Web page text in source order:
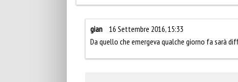
gian
16 Settembre 2016, 15:33
Da quello che emergeva qualche giorno fa sarà